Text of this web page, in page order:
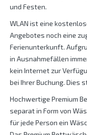
und Festen.
WLAN ist eine
Angebotes noch eine
Ferienunterkunft.
in Ausnahmefällen
kein Internet zur
bei Ihrer Buchung. Dies
Hochwertige Premium
separat in Form von
für jede Person ein